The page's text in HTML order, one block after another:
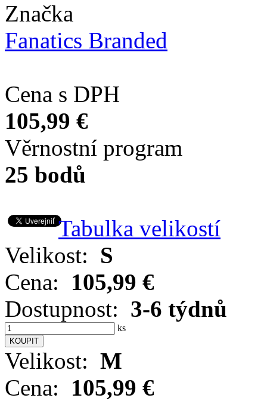
Značka
Fanatics Branded
Cena s DPH
105,99 €
Věrnostní program
25 bodů
Tabulka velikostí
Velikost: S
Cena: 105,99 €
Dostupnost: 3-6 týdnů
ks
Velikost: M
Cena: 105,99 €